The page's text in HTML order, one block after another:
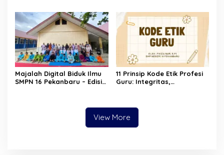
Pendidikan Kota Pekanbaru
x Forum Tari Riau di SMPN
12 Pekanbaru
Perlindungan Merek dan
Karya
Majalah Digital Biduk Ilmu
SMPN 16 Pekanbaru – Edisi
11 Prinsip Kode Etik Profesi
Guru: Integritas,
View More